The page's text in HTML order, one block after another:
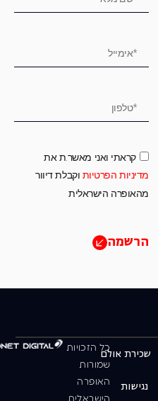
קראתי ואני מאשר.ת את
מדיניות הפרטיות וקבלת דיוור
מהאופרה הישראלית
הרשמה
כל הזכויות
שמורות
האופרה
הישראלית
שכירת אולם
נגישות